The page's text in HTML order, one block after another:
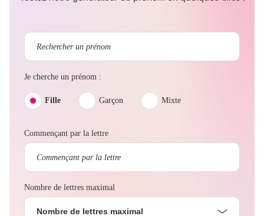
Je cherche un prénom :
Fille Garçon Mixte
Commençant par la lettre
Nombre de lettres maximal
Nombre de lettres maximal